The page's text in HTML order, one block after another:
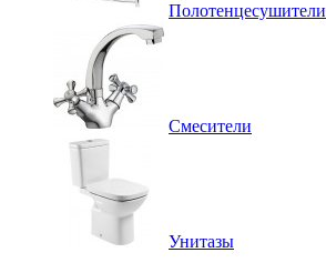
Полотенцесушители
Смесители
Унитазы